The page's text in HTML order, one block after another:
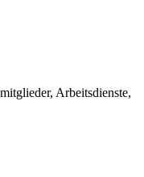
Arbeitsdienste,